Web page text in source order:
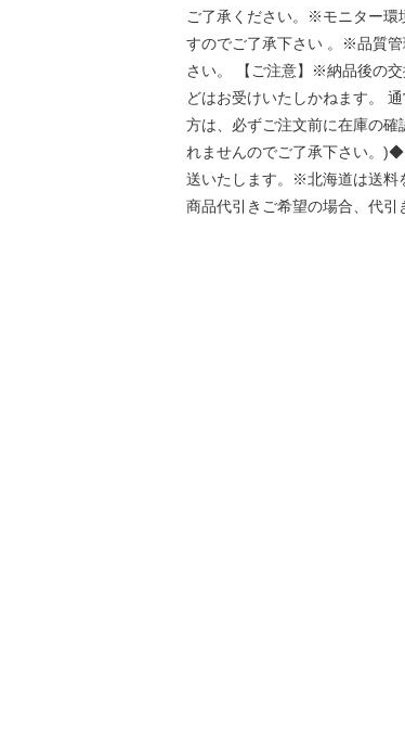
ご了承ください。※モニター環
すのでご了承下さい 。※品質
さい。 【ご注意】※納品後の
どはお受けいたしかねます。
方は、必ずご注文前に在庫の
れませんのでご了承下さい。
送いたします。※北海道は送料
商品代引きご希望の場合、代引